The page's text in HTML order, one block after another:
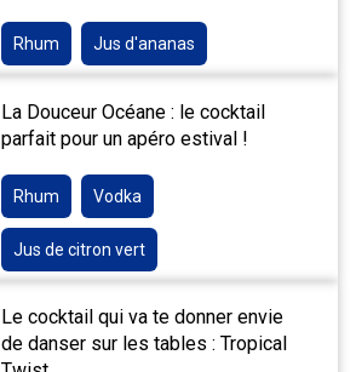
Rhum Jus d'ananas
La Douceur Océane : le cocktail
parfait pour un apéro estival !
Rhum Vodka
Jus de citron vert
Le cocktail qui va te donner envie
de danser sur les tables : Tropical